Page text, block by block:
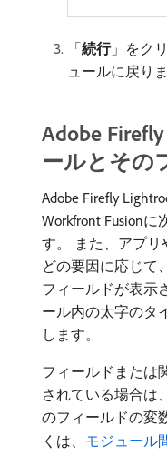
「続行」をク
ュールに戻りま
Adobe
ールとその
Adobe Firefly
Workfront Fusion
す。 また、アプ
どの要因に応じて
フィールドが表示
ール内の太字のタ
します。
フィールドまたは
されている場合は
のフィールドの変
くは、 モジュール